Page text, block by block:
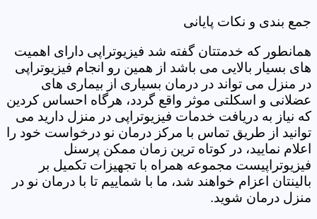
جمع بندی و نکات پایانی
همانطور که خدمتتان گفته شد فیزیوتراپی دارای اهمیت
های بسیار بالایی می باشد از همین رو انجام فیزیوتراپی
در منزل می تواند در درمان بسیاری از بیماری های
عضلانی و اسکلتی موثر واقع گردد، هرگاه احساس کردین
که نیاز به دریافت خدمات فیزیوتراپی در منزل دارید می
توانید از طریق تماس با مرکز درمان نو درخواست خود را
اعلام نمایید، در کوتاه ترین زمان ممکن پرسنل
فیزیوتراپیست مجموعه همراه با تجهیزات تکمیل بر
بالینتان اعزام خواهند شد، ما با شماییم تا با درمان نو در
منزل درمان شوید.